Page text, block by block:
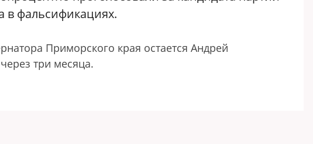
в фальсификациях.
Приморского края остается Андрей
три месяца.